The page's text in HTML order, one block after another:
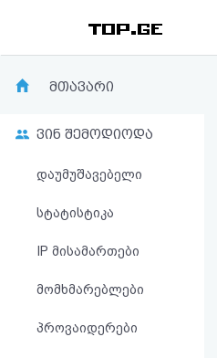
რეიტინგი
კითხვა-
პასუხი
ავტორიზაცია
რეგისტრაცია
მთავარი
ვინ შემოდიოდა
დაუმუშავებელი
სტატისტიკა
IP მისამართები
მომხმარებლები
პროვაიდერები